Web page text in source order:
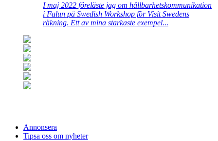
I maj 2022 föreläste jag om hållbarhetskommunikation
i Falun på Swedish Workshop för Visit Swedens
räkning. Ett av mina starkaste exempel...
Annonsera
Tipsa oss om nyheter